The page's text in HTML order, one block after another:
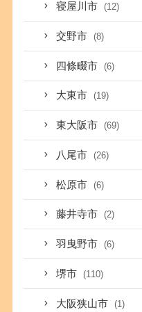
寝屋川市 (12)
交野市 (8)
四條畷市 (6)
大東市 (19)
東大阪市 (69)
八尾市 (26)
松原市 (6)
藤井寺市 (2)
羽曳野市 (6)
堺市 (110)
大阪狭山市 (1)